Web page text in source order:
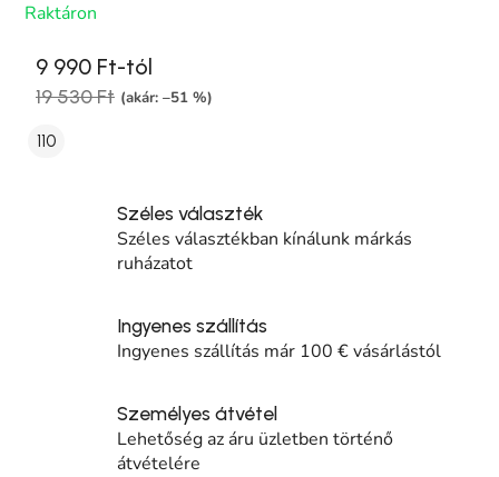
Raktáron
9 990 Ft-tól
19 530 Ft (akár: –51 %)
110
Széles választék
Széles választékban kínálunk márkás
ruházatot
Ingyenes szállítás
Ingyenes szállítás már 100 € vásárlástól
Személyes átvétel
Lehetőség az áru üzletben történő
átvételére